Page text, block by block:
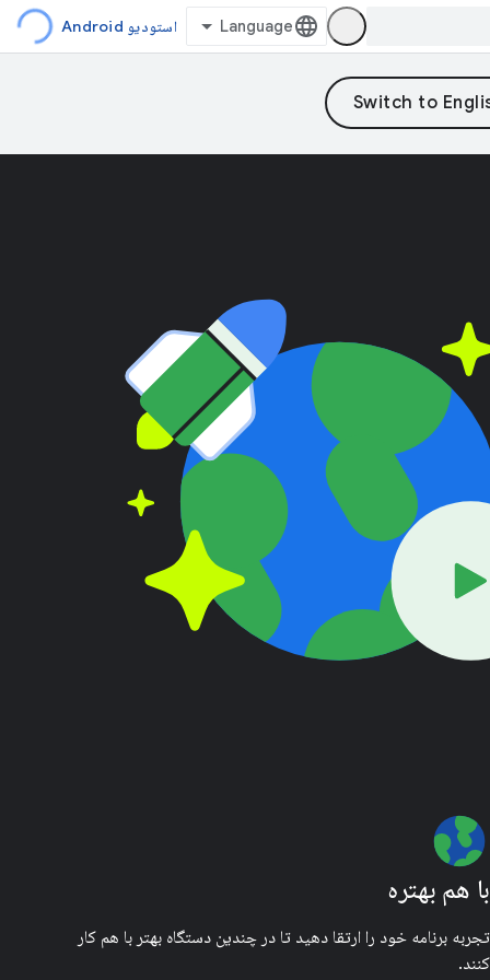
استودیو Android
با هم بهتره
تجربه برنامه خود را ارتقا دهید تا در چندین دستگاه بهتر با هم کار
کنند.